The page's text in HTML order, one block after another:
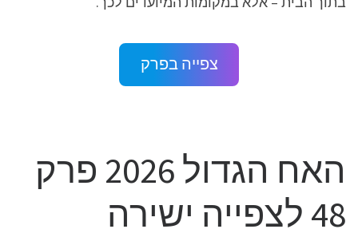
צפייה בפרק
האח הגדול 2026 פרק
48 לצפייה ישירה